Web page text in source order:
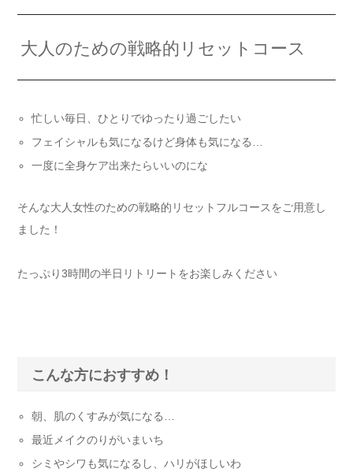
大人のための戦略的リセットコース
忙しい毎日、ひとりでゆったり過ごしたい
フェイシャルも気になるけど身体も気になる…
一度に全身ケア出来たらいいのにな
そんな大人女性のための戦略的リセットフルコースをご用意し
ました！
たっぷり3時間の半日リトリートをお楽しみください
こんな方におすすめ！
朝、肌のくすみが気になる…
最近メイクのりがいまいち
シミやシワも気になるし、ハリがほしいわ